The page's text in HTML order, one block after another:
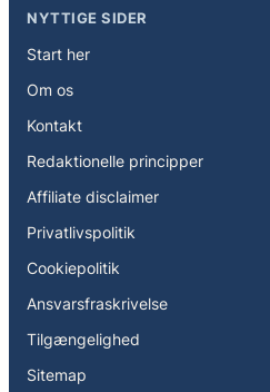
NYTTIGE SIDER
Start her
Om os
Kontakt
Redaktionelle principper
Affiliate disclaimer
Privatlivspolitik
Cookiepolitik
Ansvarsfraskrivelse
Tilgængelighed
Sitemap